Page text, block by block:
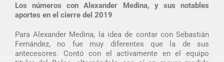
Los números con Alexander Medina, y sus notables
aportes en el cierre del 2019
Para Alexander Medina, la idea de contar con Sebastián
Fernández, no fue muy diferentes que la de sus
antecesores. Contó con el activamente en el equipo